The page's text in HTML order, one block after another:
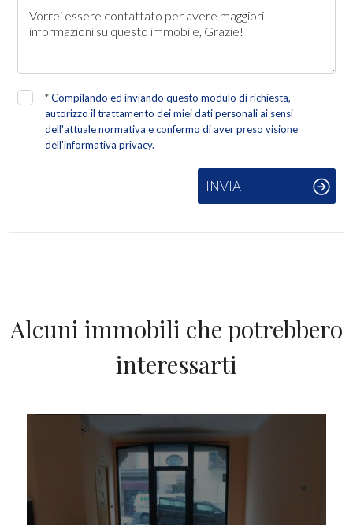
*Compilando ed inviando questo modulo di richiesta,
autorizzo il trattamento dei miei dati personali ai sensi
dell'attuale normativa e confermo di aver preso visione
dell'informativa privacy.
INVIA
Alcuni immobili che potrebbero
interessarti
Giardino
Balcone/Terrazzo
Ascensore